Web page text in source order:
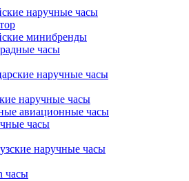
наручные часы
минибренды
часы
наручные часы
наручные часы
авиационные часы
часы
наручные часы
часы